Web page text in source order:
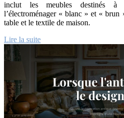
inclut les meubles destinés à
l’électroménager « blanc » et « brun
table et le textile de maison.
Lire la suite